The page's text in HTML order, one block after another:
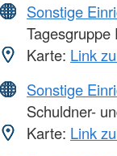
Sonstige
Tagesgruppe
Karte: Link
Sonstige
Schuldner-
Karte: Link